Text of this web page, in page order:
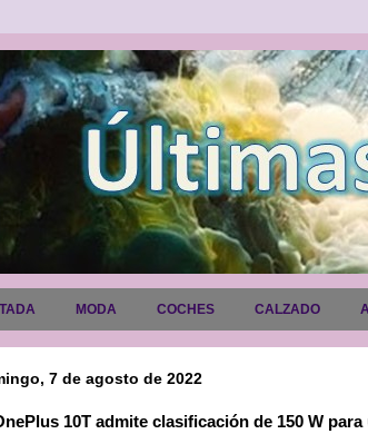
MODA COCHES CALZADO
7 de agosto de 2022
10T admite clasificación de 150 W